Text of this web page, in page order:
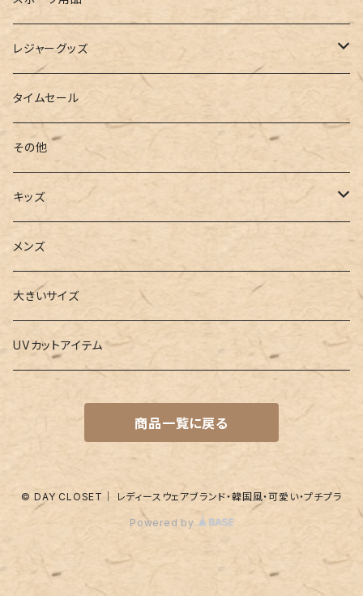
インソール
ローファー
ボストンバッグ
タンキニ
キャミキニ
フィットネス
2点セット
3点セット
4点セット
5点セット
水着関連商品
レギンス
アンダーショーツ
手袋
ポーチ
パスケース
ウォレット
カードケース
キーケース
メガネチェーン
アームカバー
ネイルグッズ
トレーニング・スポーツウェア
トレーニンググッズ
ヨガウェア
ヨガソックス
ヨガグッズ
ヨガマット
レジャーグッズ
ビーチグッズ
タイムセール
その他
キッズ
Girls
水着
バレー
Boys
水着
グッズ
メンズ
大きいサイズ
UVカットアイテム
商品一覧に戻る
© DAY CLOSET｜ レディースウェアブランド・韓国風・可愛い・プチプラ
Powered by